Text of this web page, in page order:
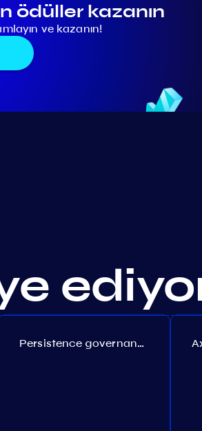
ödüller kazanın
ve kazanın!
Persistence governance. Proposal №150